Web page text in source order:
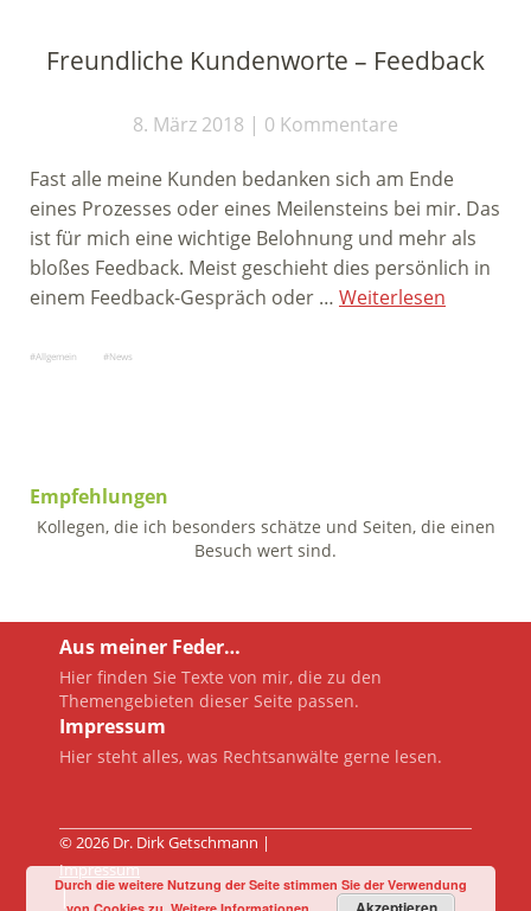
Freundliche Kundenworte – Feedback
8. März 2018 0 Kommentare
Fast alle meine Kunden bedanken sich am Ende
eines Prozesses oder eines Meilensteins bei mir. Das
ist für mich eine wichtige Belohnung und mehr als
bloßes Feedback. Meist geschieht dies persönlich in
einem Feedback-Gespräch oder … Weiterlesen
Allgemein News
Empfehlungen
Kollegen, die ich besonders schätze und Seiten, die einen
Besuch wert sind.
Aus meiner Feder…
Hier finden Sie Texte von mir, die zu den
Themengebieten dieser Seite passen.
Impressum
Hier steht alles, was Rechtsanwälte gerne lesen.
© 2026 Dr. Dirk Getschmann |
Impressum
|
Durch die weitere Nutzung der Seite stimmen Sie der Verwendung